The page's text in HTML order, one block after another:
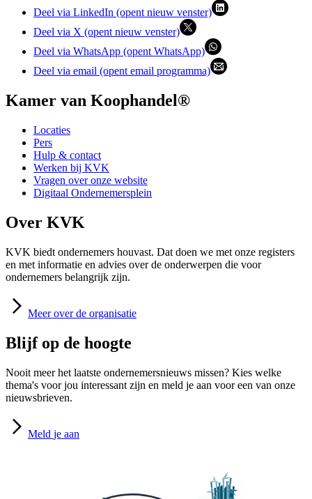
Deel via LinkedIn (opent nieuw venster)
Deel via X (opent nieuw venster)
Deel via WhatsApp (opent WhatsApp)
Deel via email (opent email programma)
Kamer van Koophandel®
Locaties
Pers
Hulp & contact
Werken bij KVK
Vragen over onze website
Digitaal Ondernemersplein
Over KVK
KVK biedt ondernemers houvast. Dat doen we met onze registers
en met informatie en advies over de onderwerpen die voor
ondernemers belangrijk zijn.
Meer over de organisatie
Blijf op de hoogte
Nooit meer het laatste ondernemersnieuws missen? Kies welke
thema's voor jou interessant zijn en meld je aan voor een van onze
nieuwsbrieven.
Meld je aan